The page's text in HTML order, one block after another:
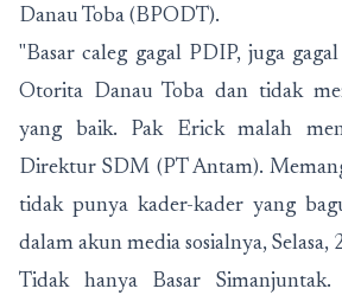
Danau Toba (BPODT).
"Basar caleg gagal PDIP, juga
Otorita Danau Toba dan tidak
yang baik. Pak Erick malah
Direktur SDM (PT Antam).
tidak punya kader-kader yang
dalam akun media sosialnya,
Tidak hanya Basar